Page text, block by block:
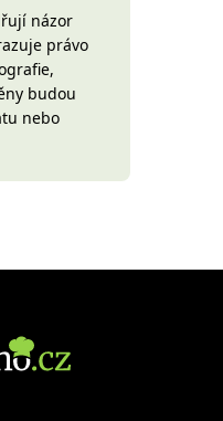
názor
právo
budou
nebo